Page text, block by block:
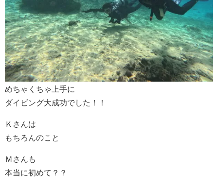
めちゃくちゃ上手に
ダイビング大成功でした！！
Ｋさんは
もちろんのこと
Ｍさんも
本当に初めて？？